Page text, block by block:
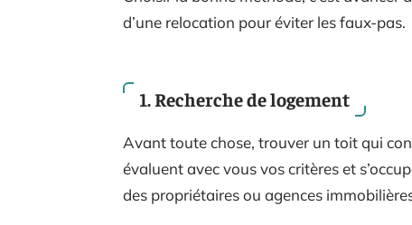
d’une relocation pour éviter les faux-pas.
1. Recherche de logement
Avant toute chose, trouver un toit qui
évaluent avec vous vos critères et
des propriétaires ou agences